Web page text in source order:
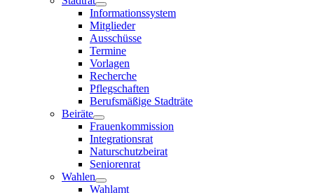
Informationssystem
Mitglieder
Ausschüsse
Termine
Vorlagen
Recherche
Pflegschaften
Berufsmäßige Stadträte
Beiräte
Frauenkommission
Integrationsrat
Naturschutzbeirat
Seniorenrat
Wahlen
Wahlamt